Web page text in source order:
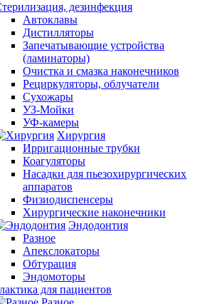
дезинфекция
Автоклавы
Дистилляторы
Запечатывающие устройства
(ламинаторы)
Очистка и смазка наконечников
Рециркуляторы, облучатели
Сухожары
УЗ-Мойки
УФ-камеры
Хирургия
Ирригационные трубки
Коагуляторы
Насадки для пьезохирургических
аппаратов
Физиодиспенсеры
Хирургические наконечники
Эндодонтия
Разное
Апекслокаторы
Обтурация
Эндомоторы
для пациентов